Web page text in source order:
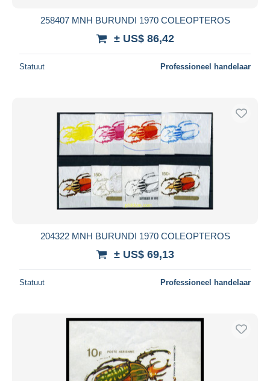
258407 MNH BURUNDI 1970 COLEOPTEROS
± US$ 86,42
Statuut Professioneel handelaar
204322 MNH BURUNDI 1970 COLEOPTEROS
± US$ 69,13
Statuut Professioneel handelaar